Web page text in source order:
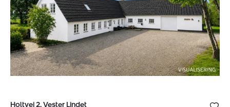
6510
Gram
Bolig er
Holtvej 2, Vester Lindet